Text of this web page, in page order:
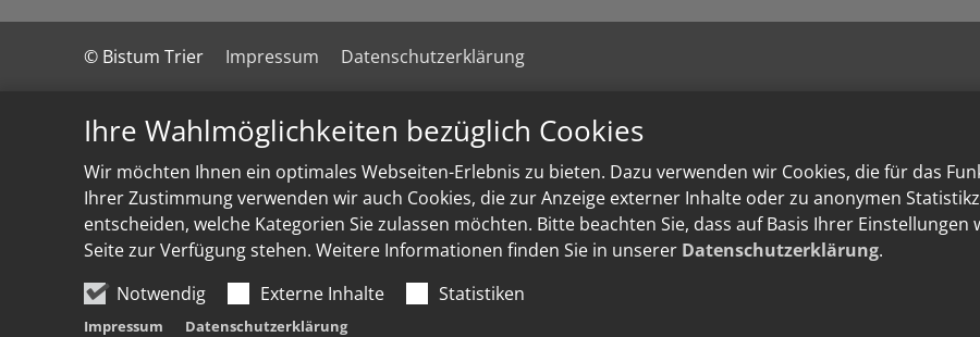
Ihre Wahlmöglichkeiten bezüglich Cookies
Wir möchten Ihnen ein optimales Webseiten-Erlebnis zu bieten. Dazu verwenden wir Cookies, die für das
Ihrer Zustimmung verwenden wir auch Cookies, die zur Anzeige externer Inhalte oder zu anonymen
entscheiden, welche Kategorien Sie zulassen möchten. Bitte beachten Sie, dass auf Basis Ihrer
Seite zur Verfügung stehen. Weitere Informationen finden Sie in unserer Datenschutzerklärung.
Notwendig
Externe Inhalte Statistiken
Impressum Datenschutzerklärung
© Bistum Trier Impressum Datenschutzerklärung